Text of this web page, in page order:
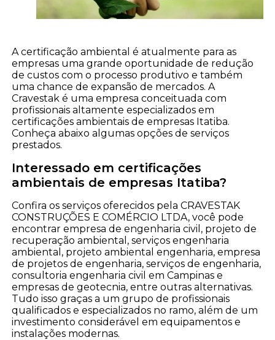
A certificação ambiental é atualmente para as
empresas uma grande oportunidade de redução
de custos com o processo produtivo e também
uma chance de expansão de mercados. A
Cravestak é uma empresa conceituada com
profissionais altamente especializados em
certificações ambientais de empresas Itatiba.
Conheça abaixo algumas opções de serviços
prestados.
Interessado em certificações
ambientais de empresas Itatiba?
Confira os serviços oferecidos pela CRAVESTAK
CONSTRUÇÕES E COMÉRCIO LTDA, você pode
encontrar empresa de engenharia civil, projeto de
recuperação ambiental, serviços engenharia
ambiental, projeto ambiental engenharia, empresa
de projetos de engenharia, serviços de engenharia,
consultoria engenharia civil em Campinas e
empresas de geotecnia, entre outras alternativas.
Tudo isso graças a um grupo de profissionais
qualificados e especializados no ramo, além de um
investimento considerável em equipamentos e
instalações modernas.